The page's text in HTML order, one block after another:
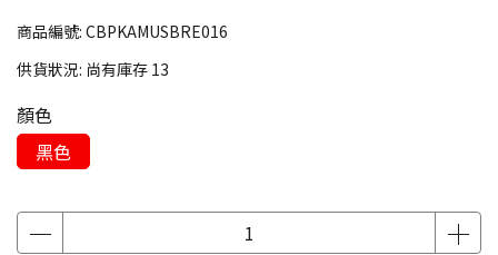
商品編號: CBPKAMUSBRE016
供貨狀況: 尚有庫存 13
顏色
黑色